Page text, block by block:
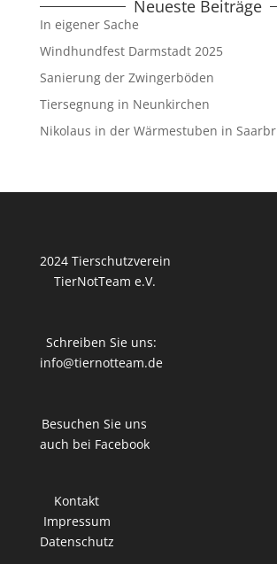
Neueste Beiträge
In eigener Sache
Windhundfest Darmstadt 2025
Sanierung der Zwingerböden
Tiersegnung in Neunkirchen
Nikolaus in der Wärmestuben in
2024 Tierschutzverein
TierNotTeam e.V.
Schreiben Sie uns:
info@tiernotteam.de
Besuchen Sie uns
auch bei Facebook
Kontakt
Impressum
Datenschutz